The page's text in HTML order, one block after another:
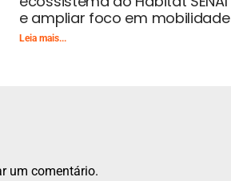
e ampliar foco em mobilidade
Leia mais...
um comentário.